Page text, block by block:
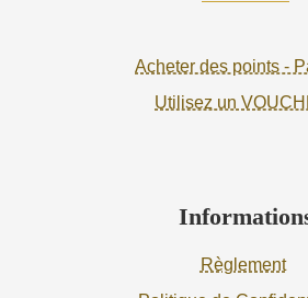
Acheter des points -
Utilisez un
Règlement